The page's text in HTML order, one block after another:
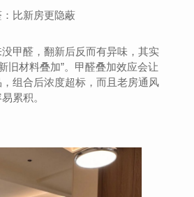
比新房更隐蔽
甲醛，翻新后反而有异味，其实
旧材料叠加”。甲醛叠加效应会让
组合后浓度超标，而且老房通风
累积。